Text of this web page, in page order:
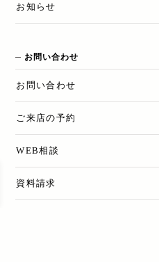
お知らせ
お問い合わせ
お問い合わせ
ご来店の予約
WEB相談
資料請求